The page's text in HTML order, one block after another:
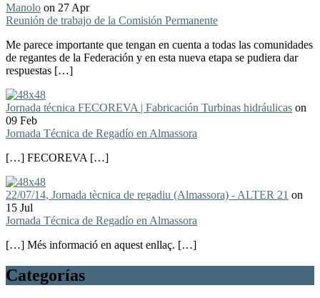
Manolo on 27 Apr
Reunión de trabajo de la Comisión Permanente
Me parece importante que tengan en cuenta a todas las comunidades
de regantes de la Federación y en esta nueva etapa se pudiera dar
respuestas […]
Jornada técnica FECOREVA | Fabricación Turbinas hidráulicas on
09 Feb
Jornada Técnica de Regadío en Almassora
[…] FECOREVA […]
22/07/14, Jornada tècnica de regadiu (Almassora) - ALTER 21 on
15 Jul
Jornada Técnica de Regadío en Almassora
[…] Més informació en aquest enllaç. […]
Categorías